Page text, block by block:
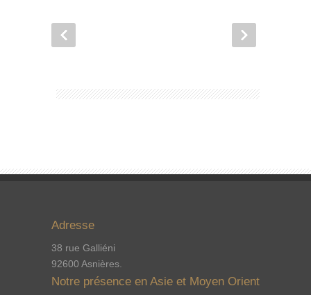
Adresse
38 rue Galliéni
92600 Asnières.
Notre présence en Asie et Moyen Orient